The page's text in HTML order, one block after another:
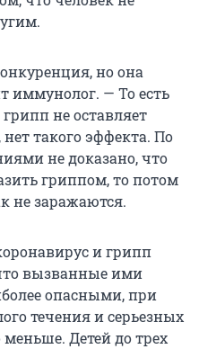
но она
иммунолог. — То есть
не оставляет
такого эффекта. По
не доказано, что
гриппом, то потом
не заражаются.
и грипп
вызванные ими
опасными, при
течения и серьезных
Детей до трех